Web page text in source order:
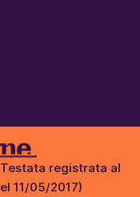
registrata al
11/05/2017)